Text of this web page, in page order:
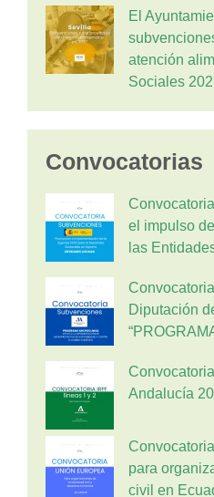
El
atención
Sociales
Convocatorias
el impulso
las
Diputación
Andalucía
para
civil en